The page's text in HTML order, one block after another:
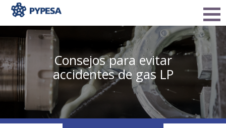
Consejos para evitar
accidentes de gas LP